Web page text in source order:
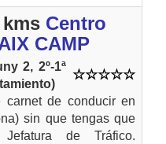
kms Centro
CAMP
2, 2º-1ª
carnet de conducir en
sin que tengas que
de Tráfico.